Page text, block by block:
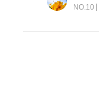
NO.10